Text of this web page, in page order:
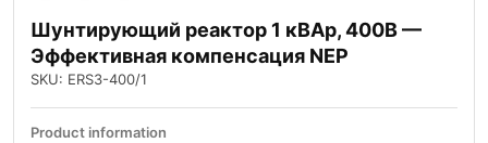
Шунтирующий реактор 1 кВАр, 400В —
Эффективная компенсация NEP
SKU: ERS3-400/1
Product information